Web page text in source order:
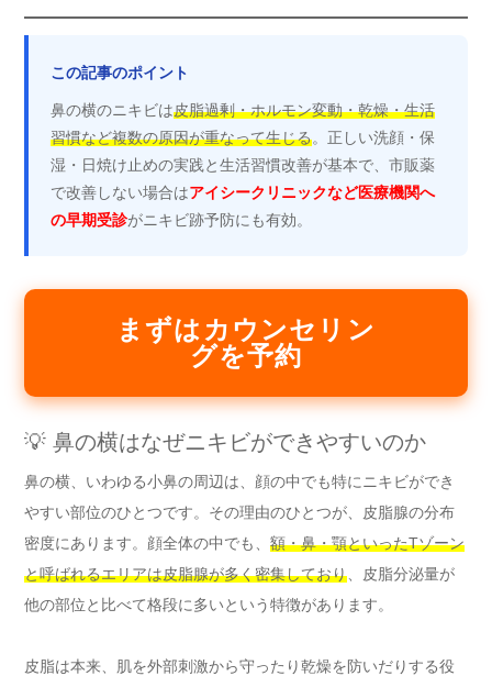
この記事のポイント
鼻の横のニキビは皮脂過剰・ホルモン変動・乾燥・生活
習慣など複数の原因が重なって生じる。正しい洗顔・保
湿・日焼け止めの実践と生活習慣改善が基本で、市販薬
で改善しない場合はアイシークリニックなど医療機関へ
の早期受診がニキビ跡予防にも有効。
まずはカウンセリン
グを予約
💡 鼻の横はなぜニキビができやすいのか
鼻の横、いわゆる小鼻の周辺は、顔の中でも特にニキビができ
やすい部位のひとつです。その理由のひとつが、皮脂腺の分布
密度にあります。顔全体の中でも、 額・鼻・顎といったTゾーン
と呼ばれるエリアは皮脂腺が多く密集しており 、皮脂分泌量が
他の部位と比べて格段に多いという特徴があります。
皮脂は本来、肌を外部刺激から守ったり乾燥を防いだりする役